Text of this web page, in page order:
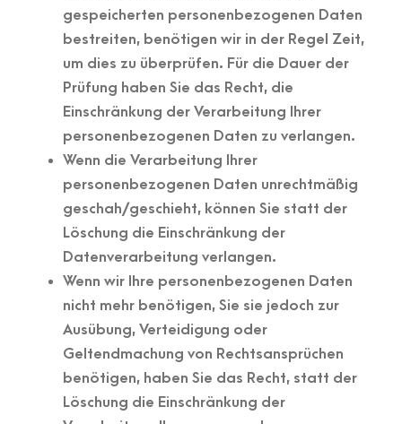
gespeicherten personenbezogenen Daten
bestreiten, benötigen wir in der Regel Zeit,
um dies zu überprüfen. Für die Dauer der
Prüfung haben Sie das Recht, die
Einschränkung der Verarbeitung Ihrer
personenbezogenen Daten zu verlangen.
Wenn die Verarbeitung Ihrer
personenbezogenen Daten unrechtmäßig
geschah/geschieht, können Sie statt der
Löschung die Einschränkung der
Datenverarbeitung verlangen.
Wenn wir Ihre personenbezogenen Daten
nicht mehr benötigen, Sie sie jedoch zur
Ausübung, Verteidigung oder
Geltendmachung von Rechtsansprüchen
benötigen, haben Sie das Recht, statt der
Löschung die Einschränkung der